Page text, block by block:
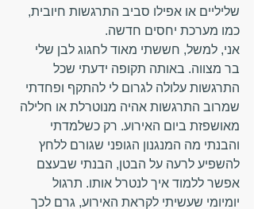
שליליים או אפילו סביב התרגשות חיובית,
כמו מערכת יחסים חדשה.
אני, למשל, חששתי מאוד לחגוג לבן שלי
בר מצווה. באותה תקופה ידעתי שכל
התרגשות עלולה לגרום לי להתקף ופחדתי
שמרוב התרגשות אהיה מנוטרלת או חלילה
מאושפזת ביום האירוע. רק כשלמדתי
והבנתי מה המנגנון הגופני שגורם ללחץ
להשפיע לרעה על הבטן, הבנתי שבעצם
אפשר ללמוד איך לנטרל אותו. תרגול
יומיומי שעשיתי לקראת האירוע, גרם לכך